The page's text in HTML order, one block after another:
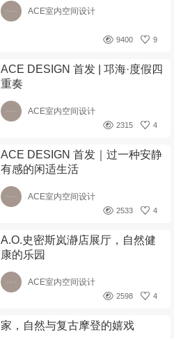
ACE室内空间设计
9
9400
ACE DESIGN 首发 | 邛海·度假四
重奏
ACE室内空间设计
4
2315
ACE DESIGN 首发｜过一种安静
有感的闲适生活
ACE室内空间设计
4
2533
A.O.史密斯岚瀞店展厅，自然健
康的乐园
ACE室内空间设计
4
2598
家，自然与复古摩登的嬉戏